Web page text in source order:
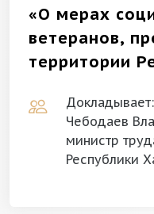
«О мерах
ветеранов,
территории
Докладывает:
Чебодаев
министр
Республики